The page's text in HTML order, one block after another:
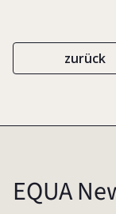
zurück
EQUA